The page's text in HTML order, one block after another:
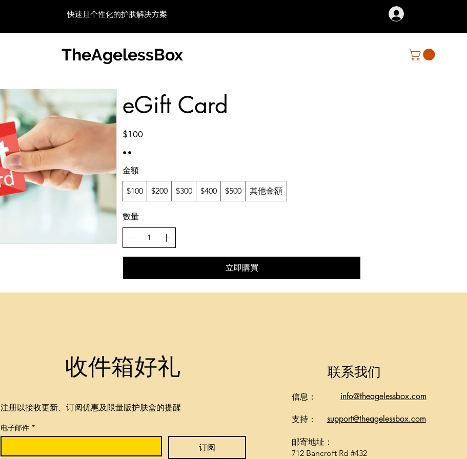
快速且个性化的护肤解决方案
TheAgelessBox
eGift Card
$100
金額
$100 $200 $300 $400 $500 其他金額
數量
立即購買
收件箱好礼
注册以接收更新、订阅优惠及限量版护肤盒的提醒
电子邮件 *
订阅
联系我们
信息： info@theagelessbox.com
支持： support@theagelessbox.com
邮寄地址：
712 Bancroft Rd #432